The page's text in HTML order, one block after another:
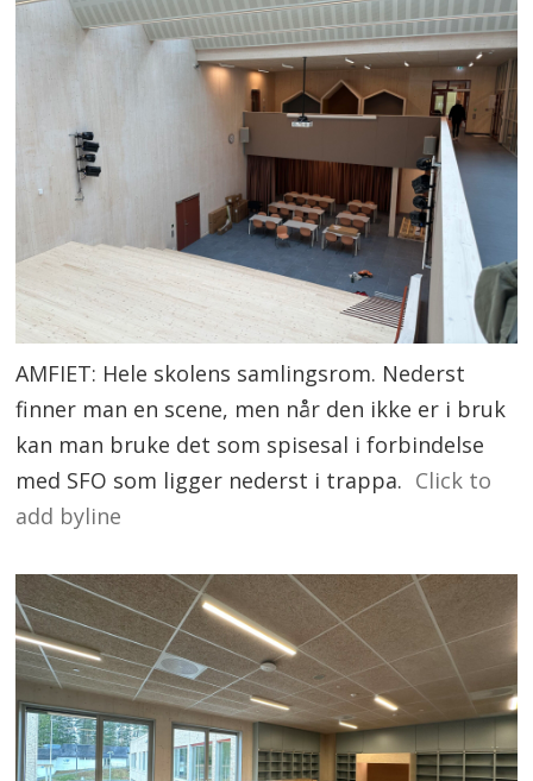
AMFIET: Hele skolens samlingsrom. Nederst
finner man en scene, men når den ikke er i bruk
kan man bruke det som spisesal i forbindelse
med SFO som ligger nederst i trappa. Click to
add byline